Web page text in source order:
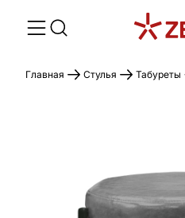
Главная Стулья Табуреты